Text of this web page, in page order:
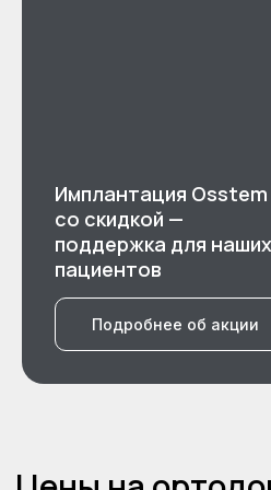
Имплантация Osstem
со скидкой —
поддержка для наших
пациентов
Подробнее об акции